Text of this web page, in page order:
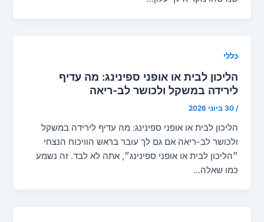
כללי
הליכון לבית או אופני ספינינג: מה עדיף
לירידה במשקל ולכושר לב-ריאה
/30 ביוני 2026
הליכון לבית או אופני ספינינג: מה עדיף לירידה במשקל
ולכושר לב-ריאה אם גם לך עובר בראש הוויכוח הנצחי
״הליכון לבית או אופני ספינינג״, אתה לא לבד. זה נשמע
כמו שאלה…